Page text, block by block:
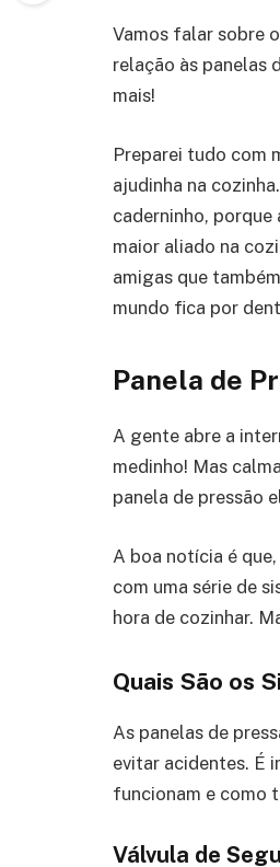
Vamos falar sobre
relação às panelas
mais!
Preparei tudo com
ajudinha na
caderninho,
maior aliado na
amigas que
mundo fica por
Panela de
A gente abre a
medinho! Mas
panela de pressão
A boa notícia é
com uma série de
hora de cozinhar.
Quais São os
As panelas de
evitar acidentes. É
funcionam e como
Válvula de